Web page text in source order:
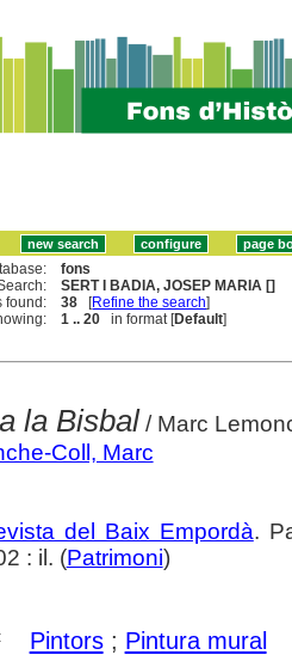
fons
SERT I BADIA, JOSEP MARIA []
found:
38 [Refine the search]
1 .. 20 in format [Default]
la Bisbal/ Marc
Coll, Marc
del Baix Empordà.
: il. (Patrimoni)
Pintors; Pintura mural